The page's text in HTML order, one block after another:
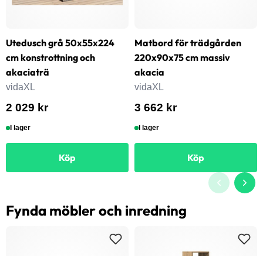
Utedusch grå 50x55x224
cm konstrottning och
akaciaträ
vidaXL
2 029 kr
I lager
Köp
Matbord för trädgården
220x90x75 cm massiv
akacia
vidaXL
3 662 kr
I lager
Köp
Fynda möbler och inredning